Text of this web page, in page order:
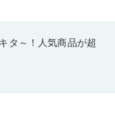
タ～！人気商品が超